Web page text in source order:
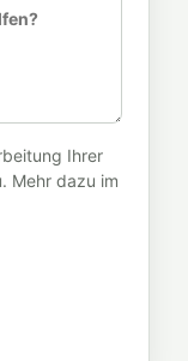
Ihrer
Mehr dazu im